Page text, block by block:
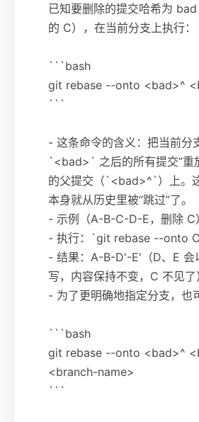
已知要删除的提交哈希为
的 C），在当前分支上执行：
```bash
git rebase --onto <bad>^
```
- 这条命令的含义：把当前分
`<bad>` 之后的所有提交”
的父提交（`<bad>^`）上。
本身就从历史里被“跳过”了。
- 示例（A-B-C-D-E，删除 C
- 执行：`git rebase --onto
- 结果：A-B-D'-E'（D、E 会
写，内容保持不变，C 不见了
- 为了更明确地指定分支，也
```bash
git rebase --onto <bad>^
<branch-name>
```